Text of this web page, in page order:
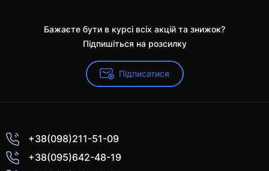
Бажаєте бути в курсі всіх акцій та знижок?
Підпишіться на розсилку
Підписатися
+38(098)211-51-09
+38(095)642-48-19